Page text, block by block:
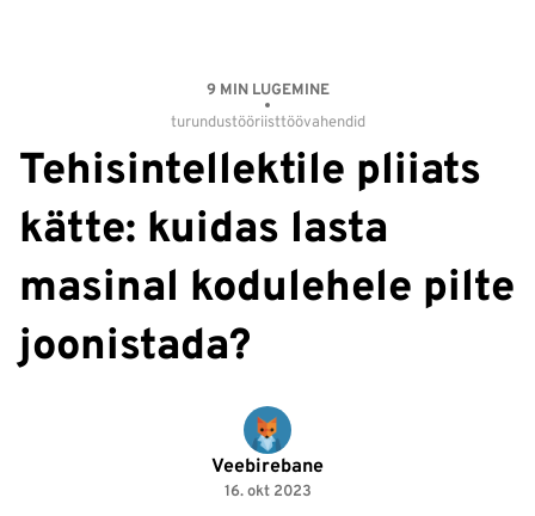
9 MIN LUGEMINE
turundustööriisttöövahendid
Tehisintellektile pliiats
kätte: kuidas lasta
masinal kodulehele pilte
joonistada?
Veebirebane
16. okt 2023